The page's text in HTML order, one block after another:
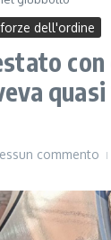
forze dell'ordine
con
commento